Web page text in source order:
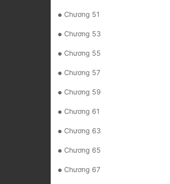
Chương 51
Chương 53
Chương 55
Chương 57
Chương 59
Chương 61
Chương 63
Chương 65
Chương 67